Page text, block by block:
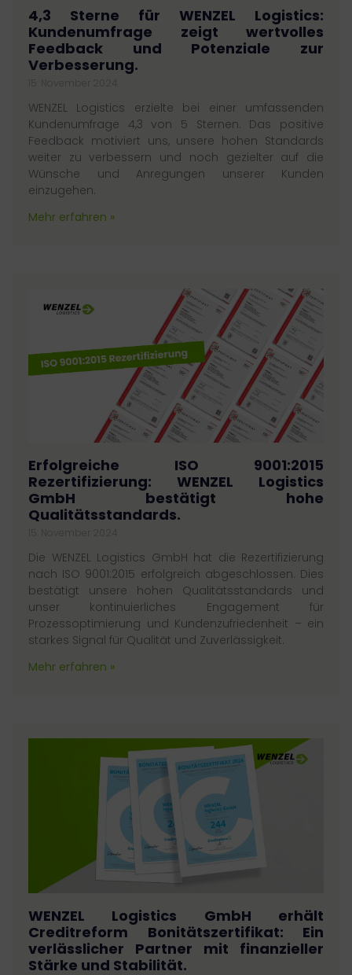
4,3 Sterne für WENZEL Logistics:
Kundenumfrage zeigt wertvolles
Feedback und Potenziale zur
Verbesserung.
WENZEL Logistics erzielte bei einer umfassenden
Kundenumfrage 4,3 von 5 Sternen. Das positive
Feedback motiviert uns, unsere hohen Standards
weiter zu verbessern und noch gezielter auf die
Wünsche und Anregungen unserer Kunden
einzugehen.
Mehr erfahren »
Erfolgreiche ISO 9001:2015
Rezertifizierung: WENZEL Logistics
GmbH bestätigt hohe
Qualitätsstandards.
Die WENZEL Logistics GmbH hat die Rezertifizierung
nach ISO 9001:2015 erfolgreich abgeschlossen. Dies
bestätigt unsere hohen Qualitätsstandards und
unser kontinuierliches Engagement für
Prozessoptimierung und Kundenzufriedenheit – ein
starkes Signal für Qualität und Zuverlässigkeit.
Mehr erfahren »
WENZEL Logistics GmbH erhält
Creditreform Bonitätszertifikat: Ein
verlässlicher Partner mit finanzieller
Stärke und Stabilität.